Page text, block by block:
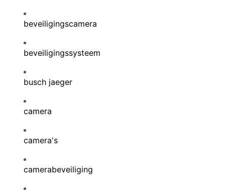
beveiligingscamera
beveiligingssysteem
busch jaeger
camera
camera's
camerabeveiliging